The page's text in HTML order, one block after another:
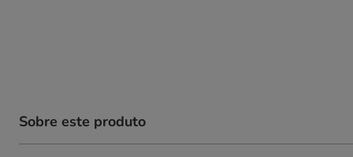
Sobre este produto